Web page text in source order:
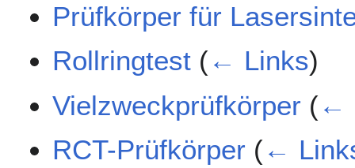
Prüfkörper für
Rollringtest (← Links)
Vielzweckprüfkörper (←
RCT-Prüfkörper (←